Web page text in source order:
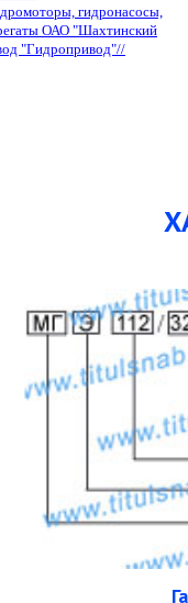
гидронасосы,
ОАО "Шахтинский
"Гидропривод"//